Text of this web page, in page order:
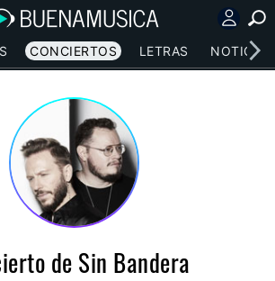
CONCIERTOS LETRAS NOTICIAS
de Sin Bandera